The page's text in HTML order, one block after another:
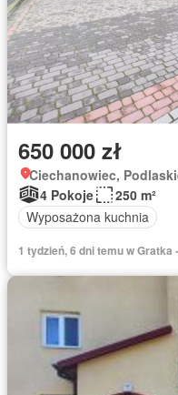
650 000 zł
Ciechanowiec,
4 Pokoje
250 m²
Wyposażona kuchnia
1 tydzień, 6 dni temu w